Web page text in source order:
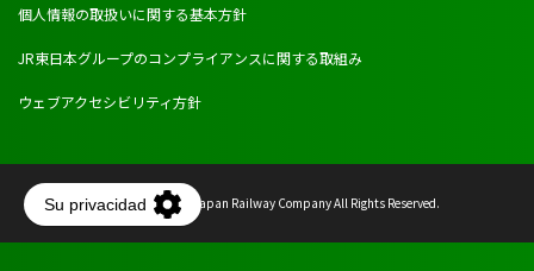
個人情報の取扱いに関する基本方針
JR東日本グループのコンプライアンスに関する取組み
ウェブアクセシビリティ方針
Copyright © East Japan Railway Company All Rights Reserved.